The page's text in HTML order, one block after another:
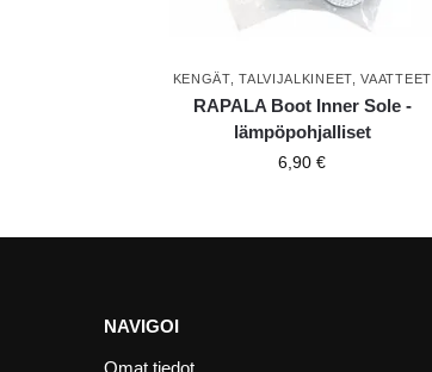
KENGÄT,TALVIJALKINEET,VAATTEET
RAPALA Boot Inner Sole -
lämpöpohjalliset
6,90€
NAVIGOI
Omat tiedot